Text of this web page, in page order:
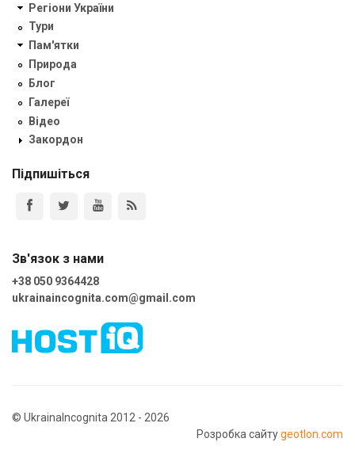
Регіони України
Тури
Пам'ятки
Природа
Блог
Галереї
Відео
Закордон
Підпишіться
Зв'язок з нами
+38 050 9364428
ukrainaincognita.com@gmail.com
© UkrainaIncognita 2012 - 2026
Розробка сайтуgeotlon.com